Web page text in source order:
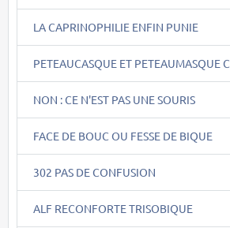
LA CAPRINOPHILIE ENFIN PUNIE
PETEAUCASQUE ET PETEAUMASQUE C
NON : CE N'EST PAS UNE SOURIS
FACE DE BOUC OU FESSE DE BIQUE
302 PAS DE CONFUSION
ALF RECONFORTE TRISOBIQUE